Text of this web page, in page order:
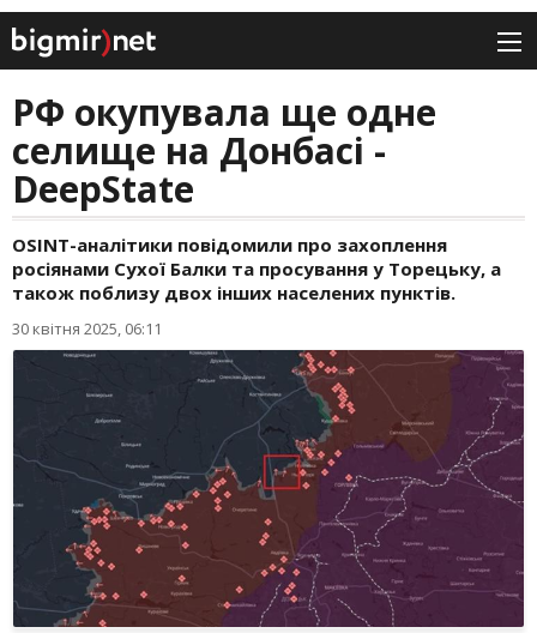
РФ окупувала ще одне
селище на Донбасі -
DeepState
OSINT-аналітики повідомили про захоплення
росіянами Сухої Балки та просування у Торецьку, а
також поблизу двох інших населених пунктів.
30 квітня 2025, 06:11